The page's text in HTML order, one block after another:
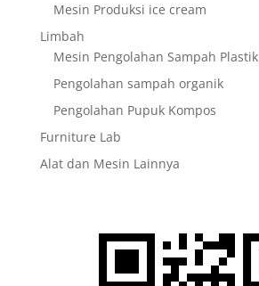
Mesin Produksi ice cream
Limbah
Mesin Pengolahan Sampah Plastik
Pengolahan sampah organik
Pengolahan Pupuk Kompos
Furniture Lab
Alat dan Mesin Lainnya